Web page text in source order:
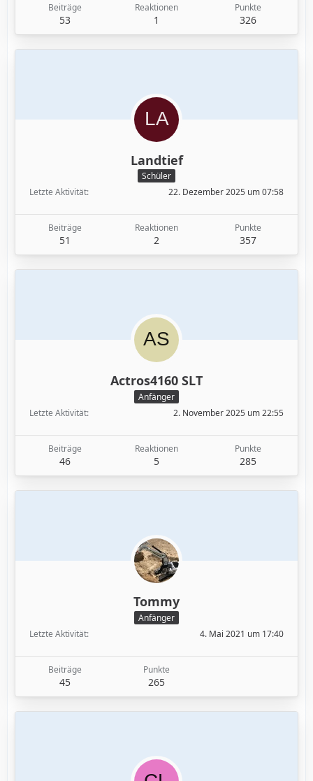
Beiträge
53
Reaktionen
1
Punkte
326
Landtief
Schüler
Letzte Aktivität
22. Dezember 2025 um 07:58
Beiträge
51
Reaktionen
2
Punkte
357
Actros4160 SLT
Anfänger
Letzte Aktivität
2. November 2025 um 22:55
Beiträge
46
Reaktionen
5
Punkte
285
Tommy
Anfänger
Letzte Aktivität
4. Mai 2021 um 17:40
Beiträge
45
Punkte
265